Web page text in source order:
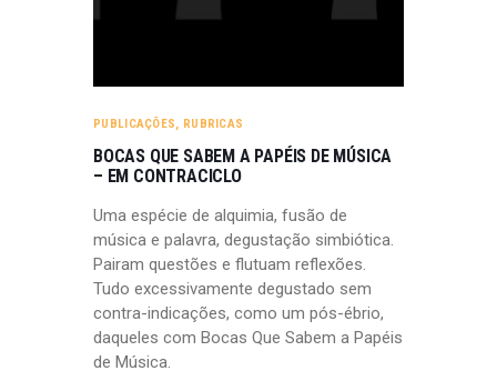
PUBLICAÇÕES, RUBRICAS
BOCAS QUE SABEM A PAPÉIS DE MÚSICA
– EM CONTRACICLO
Uma espécie de alquimia, fusão de
música e palavra, degustação simbiótica.
Pairam questões e flutuam reflexões.
Tudo excessivamente degustado sem
contra-indicações, como um pós-ébrio,
daqueles com Bocas Que Sabem a Papéis
de Música.